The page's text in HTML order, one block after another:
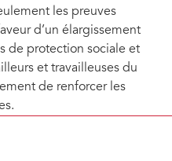
les preuves
d’un élargissement
de protection sociale et
et travailleuses du
de renforcer les